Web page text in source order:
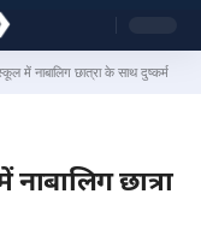
में नाबालिग छात्रा के साथ दुष्कर्म
छात्रा